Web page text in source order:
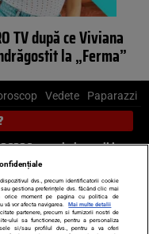
TV după ce Viviana
la „Ferma”
Vedete Paparazzi
sau trimite mail la
Politică
de vise LIFE STYLE
dvs., precum identificatorii cookie
gestiona preferințele dvs. făcând clic mai
orice moment pe pagina cu politica de
vor afecta navigarea.
Mai multe detalii
partenere, precum si furnizorii nostri de
ului sa functioneze, pentru a personaliza
si/sau profilul dvs., pentru a va oferi